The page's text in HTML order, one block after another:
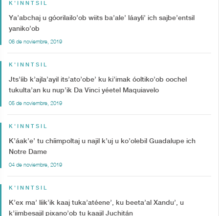
K'INNTSIL
Ya’abchaj u góorilailo’ob wiits ba’ale’ láayli’ ich sajbe’entsil
yaniko’ob
06 de noviembre, 2019
K'INNTSIL
Jts’íib k’ajla’ayil its’ato’obe’ ku ki’imak óoltiko’ob oochel
tukulta’an ku nup’ik Da Vinci yéetel Maquiavelo
05 de noviembre, 2019
K'INNTSIL
K’áak’e’ tu chíimpoltaj u najil k’uj u ko’olebil Guadalupe ich
Notre Dame
04 de noviembre, 2019
K'INNTSIL
K’ex ma’ líik’ik kaaj tuka’atéene’, ku beeta’al Xandu’, u
k’iimbesajil pixano’ob tu kaajil Juchitán